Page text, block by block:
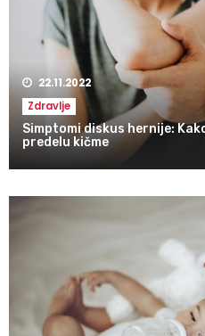
22.11.2022
Zdravlje
Simptomi diskus hernije:
predelu kičme